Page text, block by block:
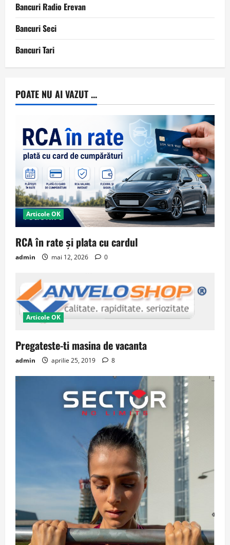
Bancuri Radio Erevan
Bancuri Seci
Bancuri Tari
POATE NU AI VAZUT ...
Articole OK
RCA în rate și plata cu cardul
admin mai 12, 2026 0
Articole OK
Pregateste-ti masina de vacanta
admin aprilie 25, 2019 8